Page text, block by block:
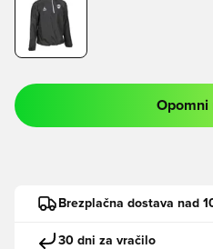
Opomni
Brezplačna dostava nad
30 dni za vračilo